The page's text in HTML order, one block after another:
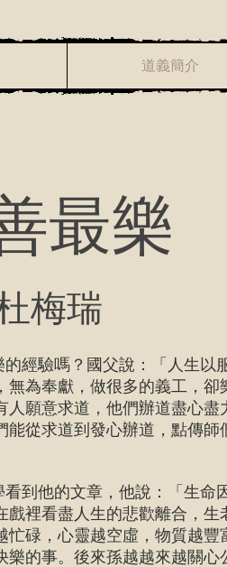
道義簡介
最樂
梅瑞
驗嗎？國父說：「人生以
為奉獻，做很多的義工，卻
願意求道，他們辦道盡心
從求道到發心辦道，點傳師
他的文章，他說：「生命
裡看盡人生的悲歡離合，
碌，心靈越空虛，物質越豐
的事。後來孫越越來越關